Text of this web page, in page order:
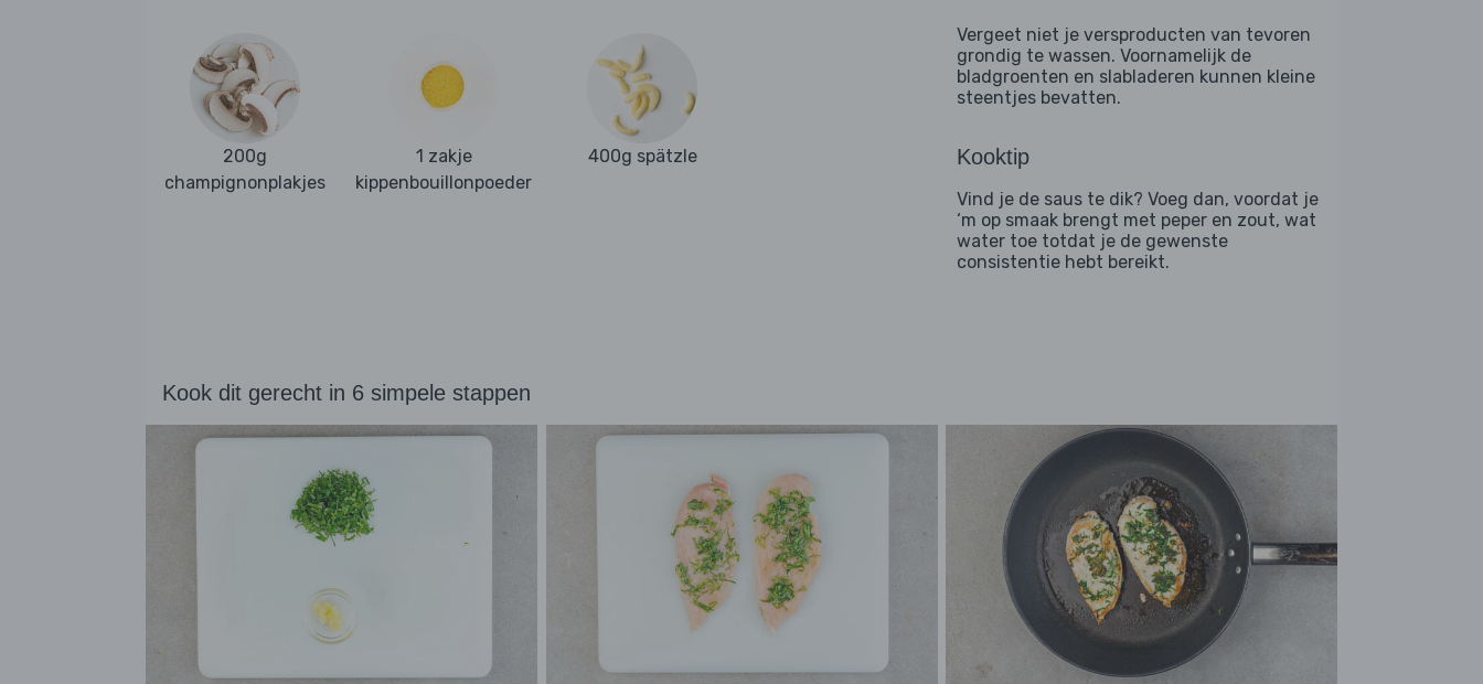
200g
champignonplakjes
1 zakje
kippenbouillonpoeder
400g spätzle
Vergeet niet je versproducten van tevoren
grondig te wassen. Voornamelijk de
bladgroenten en slabladeren kunnen kleine
steentjes bevatten.
Kooktip
Vind je de saus te dik? Voeg dan, voordat je
‘m op smaak brengt met peper en zout, wat
water toe totdat je de gewenste
consistentie hebt bereikt.
Kook dit gerecht in 6 simpele stappen